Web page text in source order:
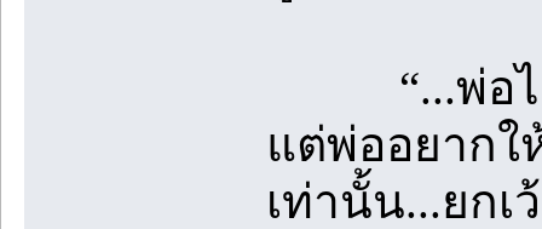
“...พ่อไม่ไ
แต่พ่ออยากใ
เท่านั้น...ยกเ